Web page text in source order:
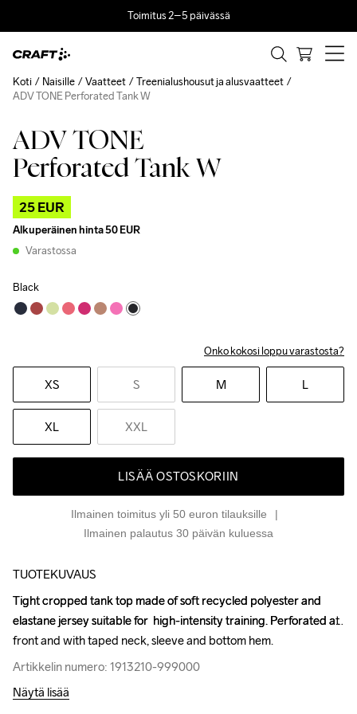
Toimitus 2–5 päivässä
ADV TONE
Perforated Tank W
25 EUR
Alkuperäinen hinta50 EUR
Varastossa
Black
Onko kokosi loppu varastosta?
XS S M L
XL XXL
LISÄÄ OSTOSKORIIN
Ilmainen toimitus yli 50 euron tilauksille
Ilmainen palautus 30 päivän kuluessa
Koti Naisille Vaatteet
Treenialushousut ja alusvaatteet
ADV TONE Perforated Tank W
Outlet
TUOTEKUVAUS
Tight cropped tank top made of soft recycled polyester and
elastane jersey suitable for  high-intensity training. Perforated at
front and with taped neck, sleeve and bottom hem.
Artikkelin numero: 1913210-999000
Tight cropped tank top made of soft recycled polyester and
elastane jersey suitable for  high-intensity training. Perforated at
front and with taped neck, sleeve and bottom hem.
Artikkelin numero: 1913210-999000
Näytä lisää